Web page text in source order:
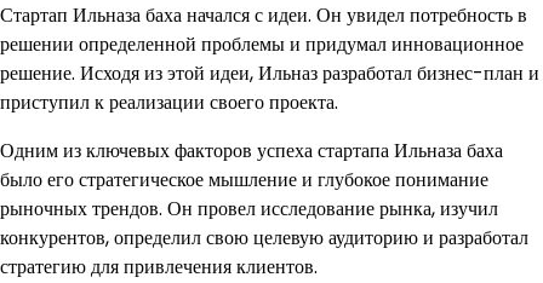
Стартап Ильназа баха начался с идеи. Он увидел потребность в
решении определенной проблемы и придумал инновационное
решение. Исходя из этой идеи, Ильназ разработал бизнес-план и
приступил к реализации своего проекта.
Одним из ключевых факторов успеха стартапа Ильназа баха
было его стратегическое мышление и глубокое понимание
рыночных трендов. Он провел исследование рынка, изучил
конкурентов, определил свою целевую аудиторию и разработал
стратегию для привлечения клиентов.